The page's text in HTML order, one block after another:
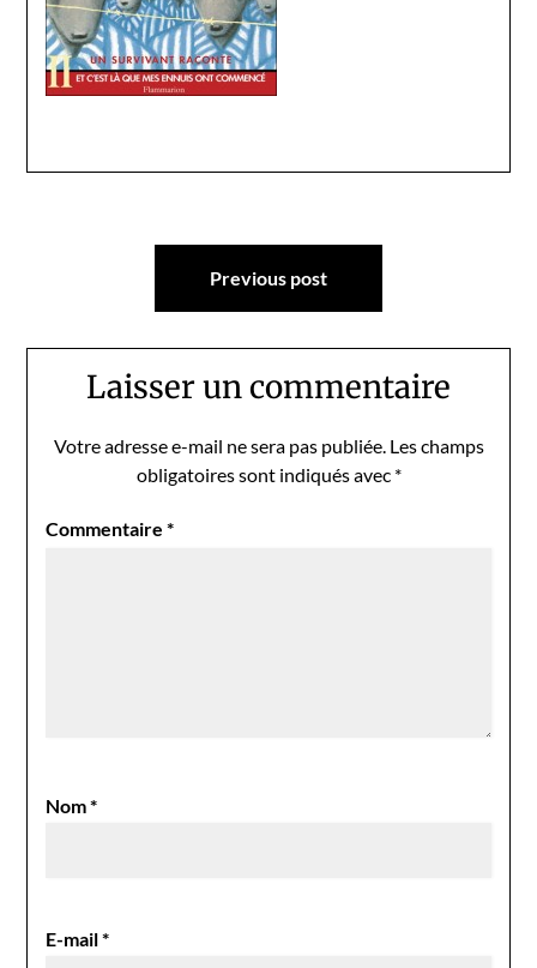
Navigation
Previous post
Laisser un commentaire
Votre adresse e-mail ne sera pas publiée. Les champs
obligatoires sont indiqués avec *
Commentaire*
Nom*
E-mail*